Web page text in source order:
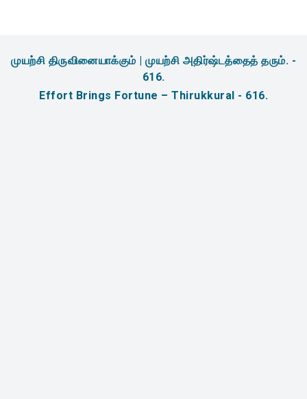
முயற்சி திருவினையாக்கும் | முயற்சி அதிர்ஷ்டத்தைத் தரும். -
616.
Effort Brings Fortune – Thirukkural - 616.